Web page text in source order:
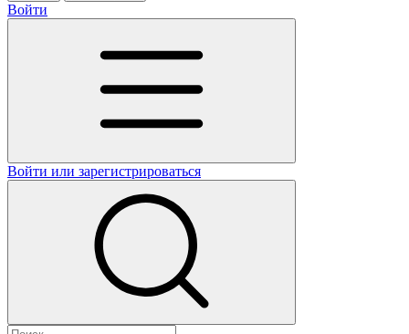
Войти
Войти или зарегистрироваться